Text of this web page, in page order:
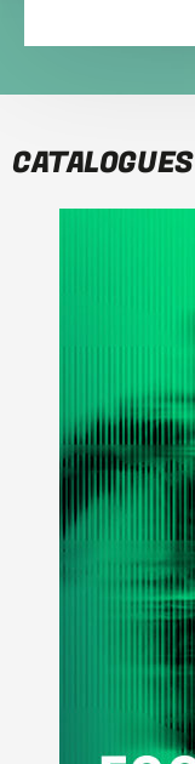
CATALOGUES